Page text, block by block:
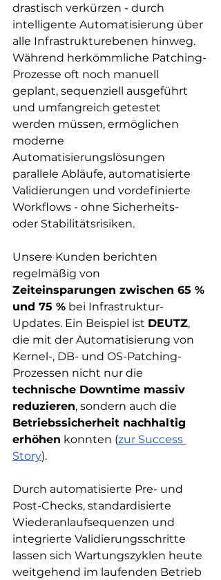
drastisch verkürzen - durch
intelligente Automatisierung über
alle Infrastrukturebenen hinweg.
Während herkömmliche Patching-
Prozesse oft noch manuell
geplant, sequenziell ausgeführt
und umfangreich getestet
werden müssen, ermöglichen
moderne
Automatisierungslösungen
parallele Abläufe, automatisierte
Validierungen und vordefinierte
Workflows - ohne Sicherheits-
oder Stabilitätsrisiken.
Unsere Kunden berichten
regelmäßig von
Zeiteinsparungen zwischen 65 %
und 75 % bei Infrastruktur-
Updates. Ein Beispiel ist DEUTZ,
die mit der Automatisierung von
Kernel-, DB- und OS-Patching-
Prozessen nicht nur die
technische Downtime massiv
reduzieren, sondern auch die
Betriebssicherheit nachhaltig
erhöhen konnten (zur Success
Story).
Durch automatisierte Pre- und
Post-Checks, standardisierte
Wiederanlaufsequenzen und
integrierte Validierungsschritte
lassen sich Wartungszyklen heute
weitgehend im laufenden Betrieb